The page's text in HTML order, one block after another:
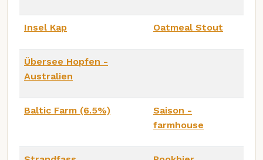
Insel Kap Oatmeal Stout
Übersee Hopfen -
Australien
Baltic Farm (6.5%)
Saison -
farmhouse